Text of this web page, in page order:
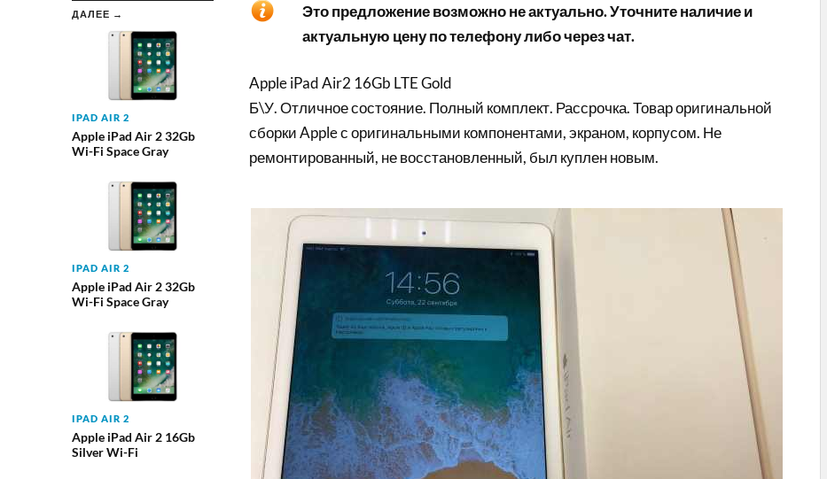
ДАЛЕЕ →
IPAD AIR 2
Apple iPad Air 2 32Gb
Wi-Fi Space Gray
IPAD AIR 2
Apple iPad Air 2 32Gb
Wi-Fi Space Gray
IPAD AIR 2
Apple iPad Air 2 16Gb
Silver Wi-Fi
Это предложение возможно не актуально. Уточните наличие и
актуальную цену по телефону либо через чат.
Apple iPad Air2 16Gb LTE Gold
Б\У. Отличное состояние. Полный комплект. Рассрочка. Товар оригинальной
сборки Apple с оригинальными компонентами, экраном, корпусом. Не
ремонтированный, не восстановленный, был куплен новым.